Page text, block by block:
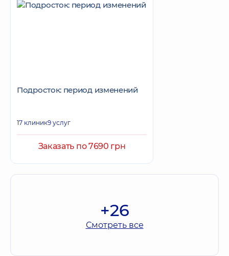
Подросток: период изменений
17 клиник9 услуг
Заказать по 7690 грн
+26
Смотреть все